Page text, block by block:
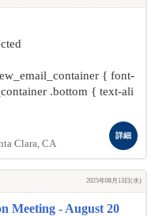
{ font-
.bottom { text-ali
Clara, CA
詳細
2025年08月13日(水)
Meeting - August 20